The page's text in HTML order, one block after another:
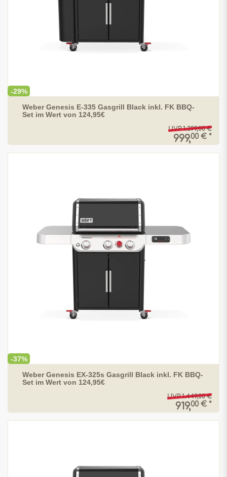
-29%
Weber Genesis E-335 Gasgrill Black inkl. FK BBQ-
Set im Wert von 124,95€
UVP 1.399,00 €
999,00 € *
-37%
Weber Genesis EX-325s Gasgrill Black inkl. FK BBQ-
Set im Wert von 124,95€
UVP 1.449,00 €
919,00 € *